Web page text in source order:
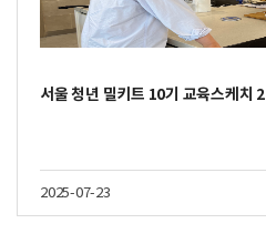
서울 청년 밀키트 10기 교육스케치 2
2025-07-23